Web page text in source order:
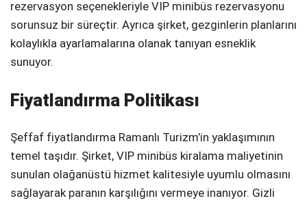
rezervasyon seçenekleriyle VIP minibüs rezervasyonu
sorunsuz bir süreçtir. Ayrıca şirket, gezginlerin planlarını
kolaylıkla ayarlamalarına olanak tanıyan esneklik
sunuyor.
Fiyatlandırma Politikası
Şeffaf fiyatlandırma Ramanlı Turizm’in yaklaşımının
temel taşıdır. Şirket, VIP minibüs kiralama maliyetinin
sunulan olağanüstü hizmet kalitesiyle uyumlu olmasını
sağlayarak paranın karşılığını vermeye inanıyor. Gizli